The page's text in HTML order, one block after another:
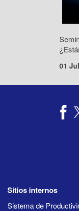
01
Sitios internos
Sistema de